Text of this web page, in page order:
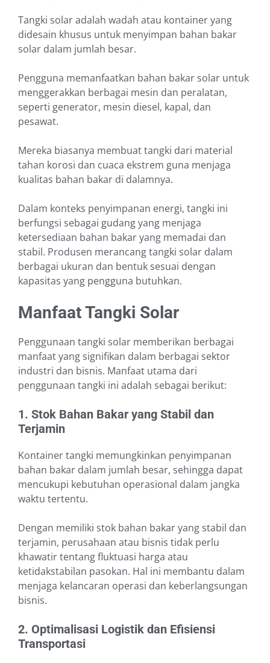
Tangki solar adalah wadah atau kontainer yang
didesain khusus untuk menyimpan bahan bakar
solar dalam jumlah besar.
Pengguna memanfaatkan bahan bakar solar untuk
menggerakkan berbagai mesin dan peralatan,
seperti generator, mesin diesel, kapal, dan
pesawat.
Mereka biasanya membuat tangki dari material
tahan korosi dan cuaca ekstrem guna menjaga
kualitas bahan bakar di dalamnya.
Dalam konteks penyimpanan energi, tangki ini
berfungsi sebagai gudang yang menjaga
ketersediaan bahan bakar yang memadai dan
stabil. Produsen merancang tangki solar dalam
berbagai ukuran dan bentuk sesuai dengan
kapasitas yang pengguna butuhkan.
Manfaat Tangki Solar
Penggunaan tangki solar memberikan berbagai
manfaat yang signifikan dalam berbagai sektor
industri dan bisnis. Manfaat utama dari
penggunaan tangki ini adalah sebagai berikut:
1. Stok Bahan Bakar yang Stabil dan
Terjamin
Kontainer tangki memungkinkan penyimpanan
bahan bakar dalam jumlah besar, sehingga dapat
mencukupi kebutuhan operasional dalam jangka
waktu tertentu.
Dengan memiliki stok bahan bakar yang stabil dan
terjamin, perusahaan atau bisnis tidak perlu
khawatir tentang fluktuasi harga atau
ketidakstabilan pasokan. Hal ini membantu dalam
menjaga kelancaran operasi dan keberlangsungan
bisnis.
2. Optimalisasi Logistik dan Efisiensi
Transportasi